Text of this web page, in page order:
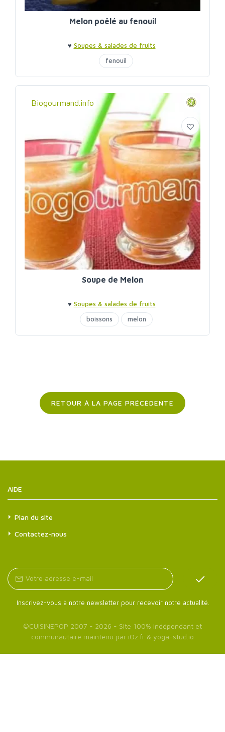
Melon poêlé au fenouil
♥ Soupes & salades de fruits
fenouil
Biogourmand.info
Soupe de Melon
♥ Soupes & salades de fruits
boissons
melon
RETOUR À LA PAGE PRÉCÉDENTE
AIDE
Plan du site
Contactez-nous
Inscrivez-vous à notre newsletter pour recevoir notre actualité.
©CUISINEPOP 2007 - 2026 - Site 100% indépendant et
communautaire maintenu par iOz.fr & yoga-stud.io